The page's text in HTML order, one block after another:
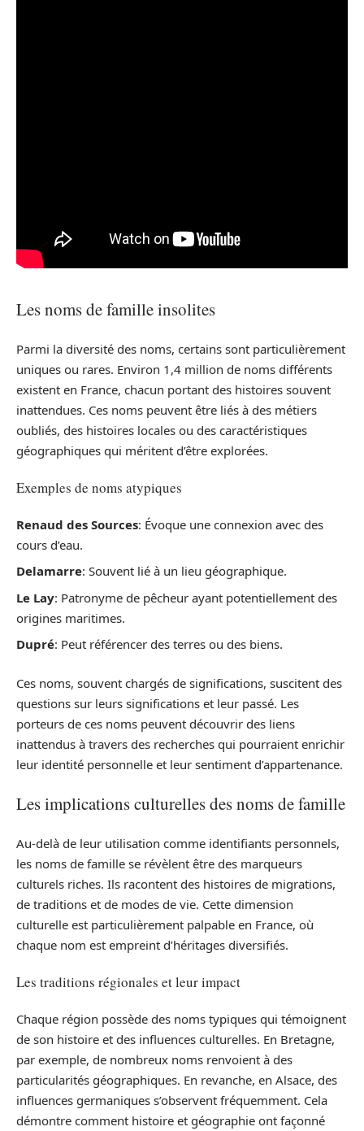
Les noms de famille insolites
Parmi la diversité des noms, certains sont particulièrement
uniques ou rares. Environ 1,4 million de noms différents
existent en France, chacun portant des histoires souvent
inattendues. Ces noms peuvent être liés à des métiers
oubliés, des histoires locales ou des caractéristiques
géographiques qui méritent d’être explorées.
Exemples de noms atypiques
Renaud des Sources: Évoque une connexion avec des
cours d’eau.
Delamarre: Souvent lié à un lieu géographique.
Le Lay: Patronyme de pêcheur ayant potentiellement des
origines maritimes.
Dupré: Peut référencer des terres ou des biens.
Ces noms, souvent chargés de significations, suscitent des
questions sur leurs significations et leur passé. Les
porteurs de ces noms peuvent découvrir des liens
inattendus à travers des recherches qui pourraient enrichir
leur identité personnelle et leur sentiment d’appartenance.
Les implications culturelles des noms de famille
Au-delà de leur utilisation comme identifiants personnels,
les noms de famille se révèlent être des marqueurs
culturels riches. Ils racontent des histoires de migrations,
de traditions et de modes de vie. Cette dimension
culturelle est particulièrement palpable en France, où
chaque nom est empreint d’héritages diversifiés.
Les traditions régionales et leur impact
Chaque région possède des noms typiques qui témoignent
de son histoire et des influences culturelles. En Bretagne,
par exemple, de nombreux noms renvoient à des
particularités géographiques. En revanche, en Alsace, des
influences germaniques s’observent fréquemment. Cela
démontre comment histoire et géographie ont façonné